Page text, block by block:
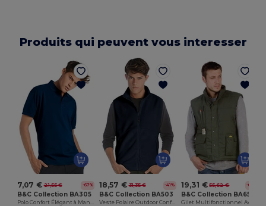
Produits qui peuvent vous interesser
7,07 € 21,55 € -67%
B&C Collection BA305
18,57 € 31,35 € -41%
B&C Collection BA503
Veste Polaire Outdoor Confort
19,31 € 55,62 € -65%
B&C Collection BA651